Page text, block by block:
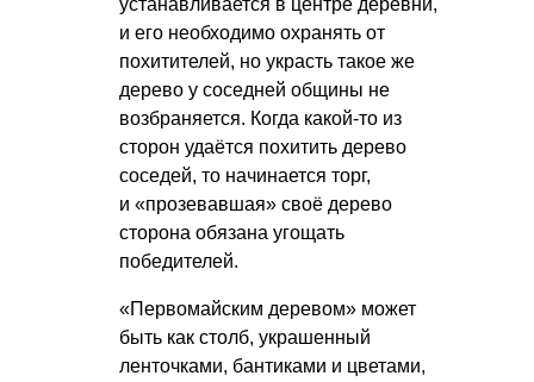
и его необходимо охранять от
похитителей, но украсть такое же
дерево у соседней общины не
возбраняется. Когда какой-то из
сторон удаётся похитить дерево
соседей, то начинается торг,
и «прозевавшая» своё дерево
сторона обязана угощать
победителей.
«Первомайским деревом» может
быть как столб, украшенный
ленточками, бантиками и цветами,